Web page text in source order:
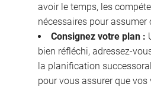
avoir le temps, les
nécessaires pour assumer
Consignez votre plan :
bien réfléchi, adressez-
la planification
pour vous assurer que